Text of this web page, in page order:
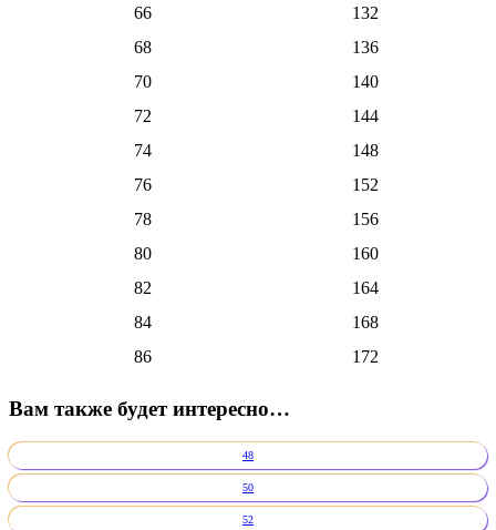
66
132
68
136
70
140
72
144
74
148
76
152
78
156
80
160
82
164
84
168
86
172
Вам также будет интересно…
48
50
52